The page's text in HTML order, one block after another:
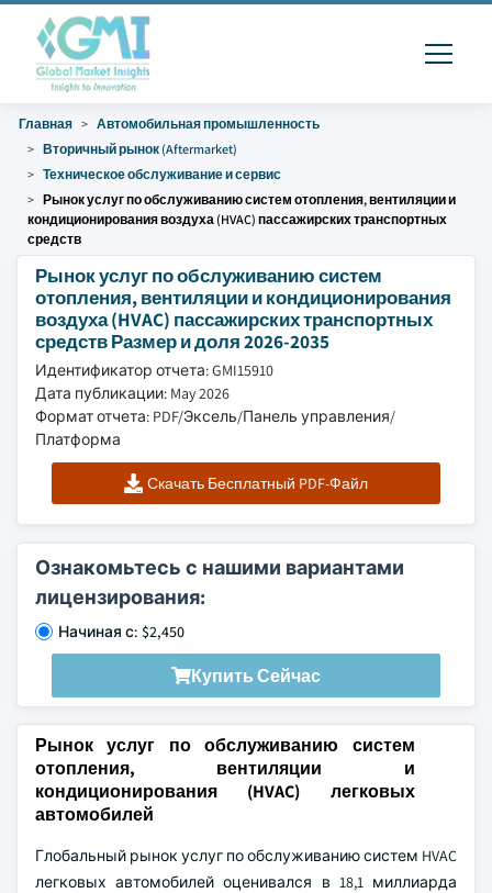
Главная
Автомобильная промышленность
Вторичный рынок (Aftermarket)
Техническое обслуживание и сервис
Рынок услуг по обслуживанию систем отопления, вентиляции и
кондиционирования воздуха (HVAC) пассажирских транспортных
средств
Рынок услуг по обслуживанию систем
отопления, вентиляции и кондиционирования
воздуха (HVAC) пассажирских транспортных
средств Размер и доля 2026-2035
Идентификатор отчета: GMI15910
Дата публикации: May 2026
Формат отчета: PDF/Эксель/Панель управления/
Платформа
Скачать Бесплатный PDF-Файл
Ознакомьтесь с нашими вариантами
лицензирования:
Начиная с: $2,450
Купить Сейчас
Рынок услуг по обслуживанию систем
отопления, вентиляции и
кондиционирования (HVAC) легковых
автомобилей
Глобальный рынок услуг по обслуживанию систем HVAC
легковых автомобилей оценивался в 18,1 миллиарда